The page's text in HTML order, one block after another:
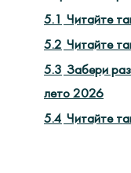
5.1 Читайте
5.2 Читайте
5.3 Забери
лето 2026
5.4 Читайте